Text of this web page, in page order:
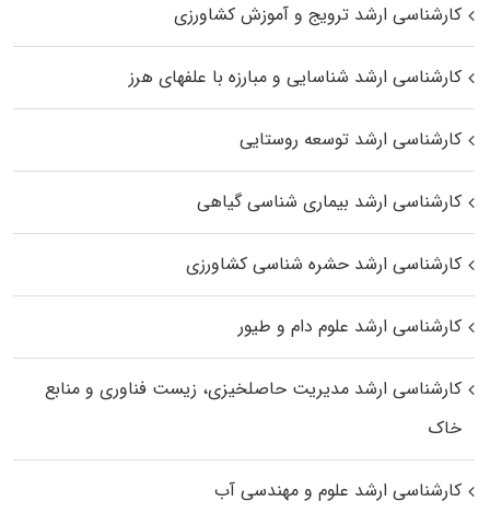
کارشناسی ارشد ترویج و آموزش کشاورزی
کارشناسی ارشد شناسایی و مبارزه با علفهای هرز
کارشناسی ارشد توسعه روستایی
کارشناسی ارشد بیماری‌ شناسی گیاهی
کارشناسی ارشد حشره‌ شناسی کشاورزی
کارشناسی ارشد علوم دام و طیور
کارشناسی ارشد مدیریت حاصلخیزی، زیست فناوری و منابع
خاک
کارشناسی ارشد علوم و مهندسی آب